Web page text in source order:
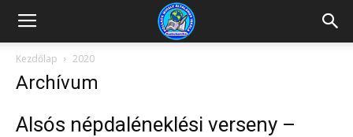
Kazincbarcikai
Pollack
Kezdőlap 2020
Archívum
Alsós népdaléneklési verseny –